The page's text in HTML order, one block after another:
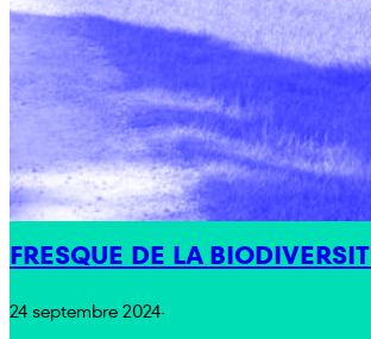
FRESQUE DE LA
24 septembre 2024·